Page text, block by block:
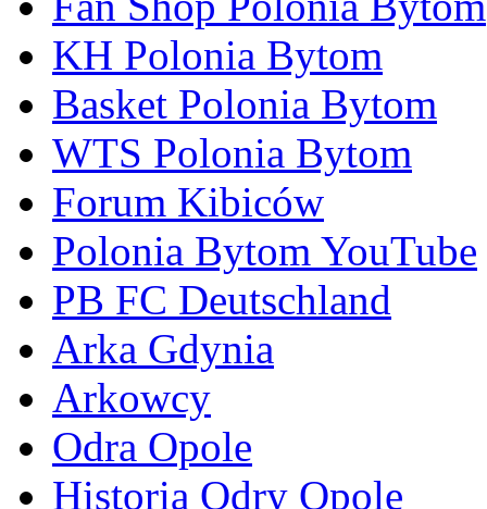
KH Polonia Bytom
Basket Polonia Bytom
WTS Polonia Bytom
Forum Kibiców
Polonia Bytom YouTube
PB FC Deutschland
Arka Gdynia
Arkowcy
Odra Opole
Historia Odry Opole